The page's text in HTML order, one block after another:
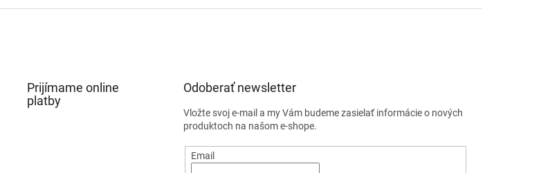
Prijímame online
platby
Odoberať newsletter
Vložte svoj e-mail a my Vám budeme zasielať informácie o nových
produktoch na našom e-shope.
Email